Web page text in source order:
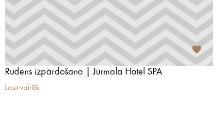
Rudens izpārdošana | Jūrmala Hotel SPA
Lasīt vairāk